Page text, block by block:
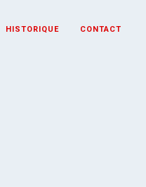
HISTORIQUE CONTACT